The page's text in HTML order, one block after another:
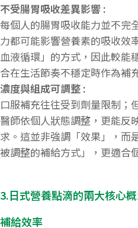
不受腸胃吸收差異影響 :
每個人的腸胃吸收能力並不完
力都可能影響營養素的吸收效
血液循環」的方式，因此較能
合在生活節奏不穩定時作為補
濃度與組成可調整 :
口服補充往往受到劑量限制；
醫師依個人狀態調整，更能反
求。這並非強調「效果」，而
被調整的補給方式」，更適合
3.日式營養點滴的兩大核心
補給效率